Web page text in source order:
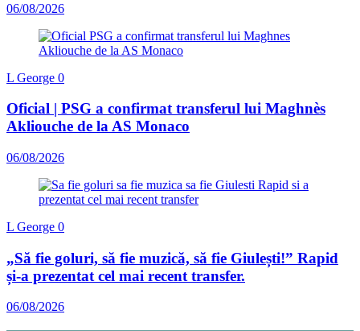
06/08/2026
L George 0
Oficial | PSG a confirmat transferul lui Maghnès
Akliouche de la AS Monaco
06/08/2026
L George 0
„Să fie goluri, să fie muzică, să fie Giulești!” Rapid
și-a prezentat cel mai recent transfer.
06/08/2026